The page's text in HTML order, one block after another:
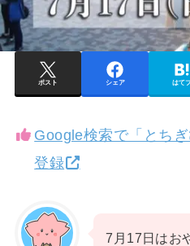
ポスト シェア はてブ
Google検索で「とち
登録
7月17日はお